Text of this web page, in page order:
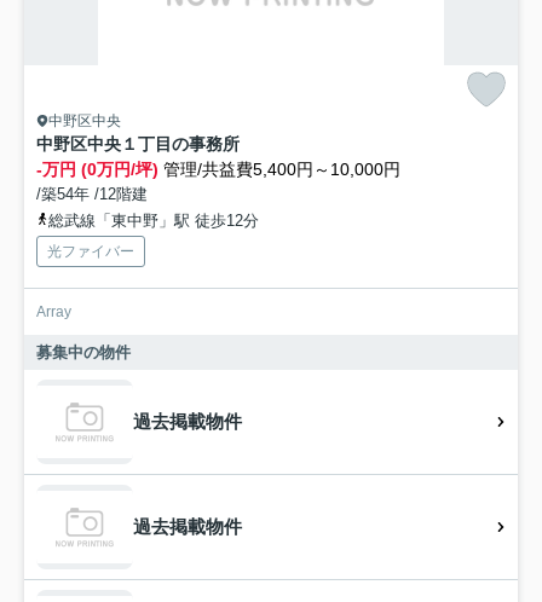
中野区中央
中野区中央１丁目の事務所
-万円 (0万円/坪) 管理/共益費5,400円～10,000円
/築54年 /12階建
総武線「東中野」駅 徒歩12分
光ファイバー
Array
募集中の物件
過去掲載物件
過去掲載物件